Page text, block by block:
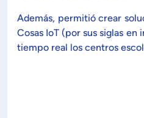
de Administración y Finanzas
Además, permitió crear
Cosas IoT (por sus siglas en
tiempo real los centros